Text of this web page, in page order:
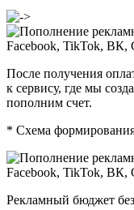
После получения
к сервису, где мы
пополним счет.
* Схема формирования
Рекламный бюджет